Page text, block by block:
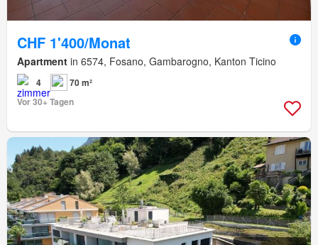
CHF 1'400/Monat
Apartment in 6574, Fosano, Gambarogno, Kanton Ticino
4
70 m²
Vor 30+ Tagen